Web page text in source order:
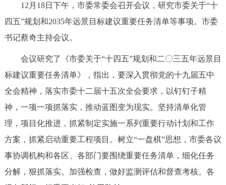
专题公开
政务服务
个人服务 法人服务 部门服务
便民服务 利企服务 投资项目
中介服务 阳光政务
12345网上接诉即办 我要咨询 我要建议
12月18日下午，市委常委会召开会议，研究市委关于“十
四五”规划和2035年远景目标建议重要任务清单等事项。市委
书记蔡奇主持会议。
会议研究了《市委关于“十四五”规划和二〇三五年远景目
标建议重要任务清单》，指出，要深入贯彻党的十九届五中
全会精神，落实市委十二届十五次全会要求，以钉钉子精
神，一项一项抓落实，推动蓝图变为现实。坚持清单化管
理，项目化推进，抓紧制定实施一系列重要行动计划和工作
方案，抓紧启动重要工程项目。树立“一盘棋”思想，市委各议
事协调机构和各区、各部门要围绕重要任务清单，细化任务
分解，狠抓落实。加强检查，做好监测评估和督查考核。各